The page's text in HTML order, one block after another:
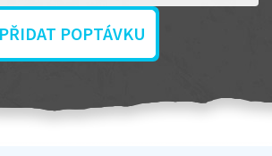
PŘIDAT POPTÁVKU